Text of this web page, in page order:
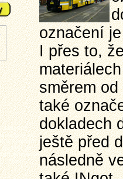
události a
provozu,
aktuálních
ani
zajímavotsi
- Plzeň.
označení
I přes to,
směrem
také
dokladech
ještě před
následně